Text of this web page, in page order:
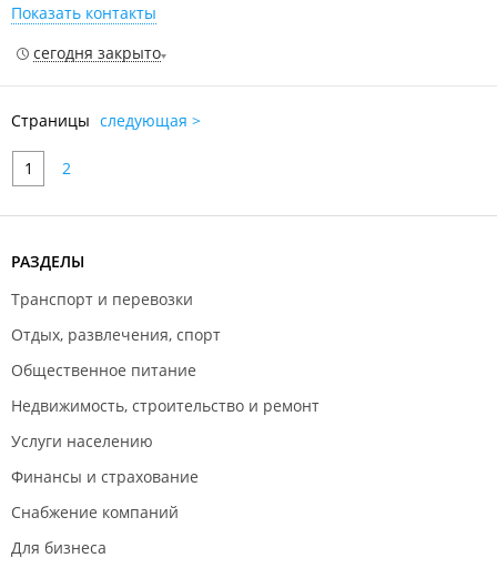
Показать контакты
сегодня закрыто
Страницы следующая >
1 2
РАЗДЕЛЫ
Транспорт и перевозки
Отдых, развлечения, спорт
Общественное питание
Недвижимость, строительство и ремонт
Услуги населению
Финансы и страхование
Снабжение компаний
Для бизнеса